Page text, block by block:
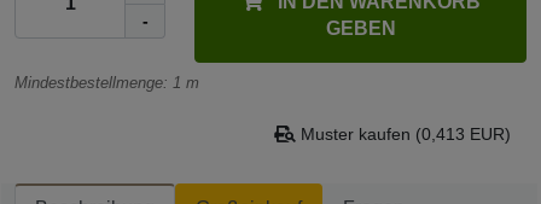
-
GEBEN
Mindestbestellmenge: 1 m
Muster kaufen (0,413 EUR)